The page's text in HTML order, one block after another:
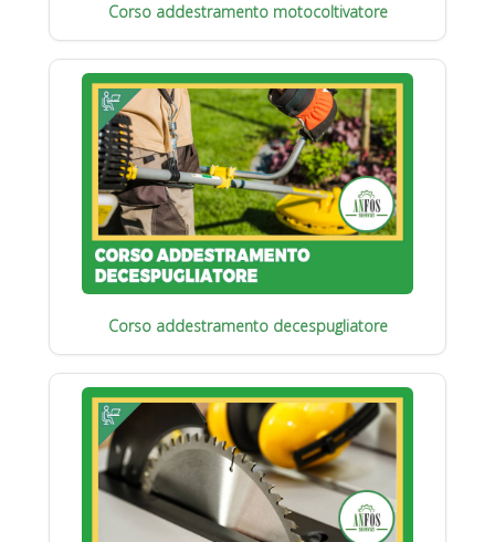
Corso addestramento motocoltivatore
Corso addestramento decespugliatore